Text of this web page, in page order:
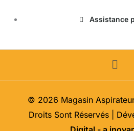
Assistance
Menu
© 2026 Magasin
Droits Sont Réservés |